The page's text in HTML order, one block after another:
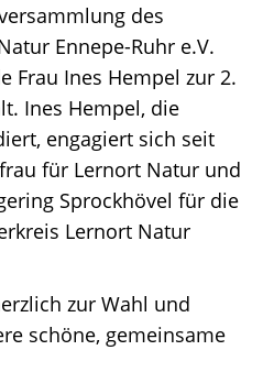
des
Ennepe-Ruhr e.V.
Frau Ines Hempel zur 2.
Ines Hempel, die
engagiert sich seit
für Lernort Natur und
Sprockhövel für die
Lernort Natur
zur Wahl und
schöne, gemeinsame